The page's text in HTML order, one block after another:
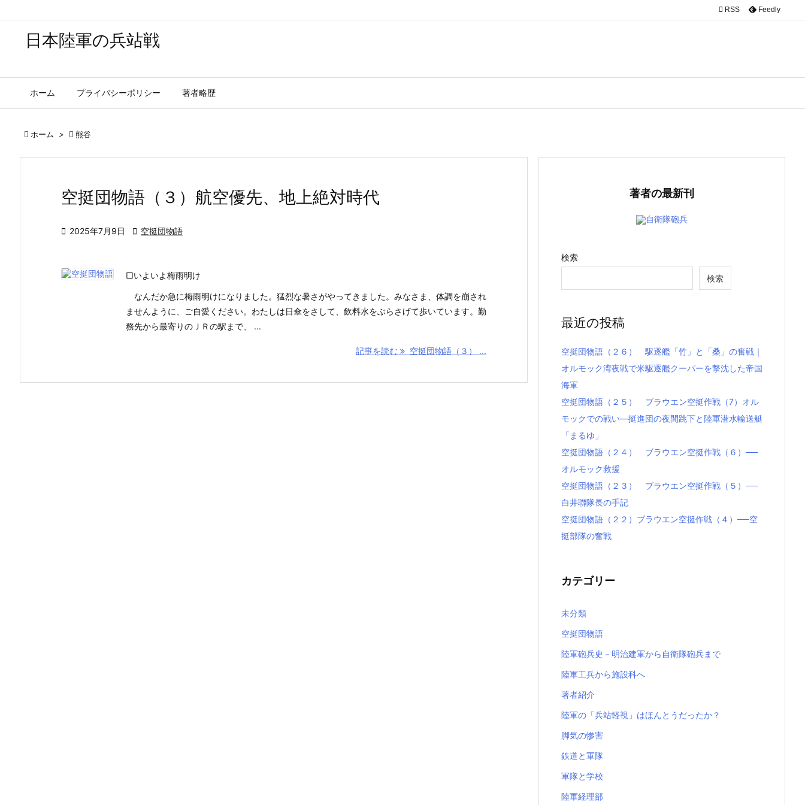
日本陸軍の兵站戦
ホーム プライバシーポリシー 著者略歴
 RSS Feedly
 ホーム >  熊谷
空挺団物語（３）航空優先、地上絶対時代
 2025年7月9日  空挺団物語
□いよいよ梅雨明け
なんだか急に梅雨明けになりました。猛烈な暑さがやってきました。みなさま、体調を崩され
ませんように、ご自愛ください。わたしは日傘をさして、飲料水をぶらさげて歩いています。勤
務先から最寄りのＪＲの駅まで、 ...
記事を読む 空挺団物語（３） ...
著者の最新刊
自衛隊砲兵
検索
検索
最近の投稿
空挺団物語（２６） 駆逐艦「竹」と「桑」の奮戦｜
オルモック湾夜戦で米駆逐艦クーパーを撃沈した帝国
海軍
空挺団物語（２５） ブラウエン空挺作戦（7）オル
モックでの戦い―挺進団の夜間跳下と陸軍潜水輸送艇
「まるゆ」
空挺団物語（２４） ブラウエン空挺作戦（６）──
オルモック救援
空挺団物語（２３） ブラウエン空挺作戦（５）──
白井聯隊長の手記
空挺団物語（２２）ブラウエン空挺作戦（４）──空
挺部隊の奮戦
カテゴリー
未分類
空挺団物語
陸軍砲兵史－明治建軍から自衛隊砲兵まで
陸軍工兵から施設科へ
著者紹介
陸軍の「兵站軽視」はほんとうだったか？
脚気の惨害
鉄道と軍隊
軍隊と学校
陸軍経理部